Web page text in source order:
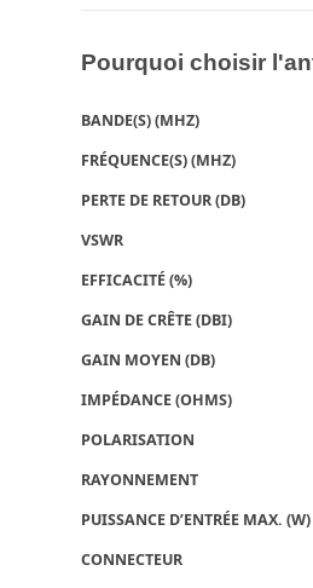
Pourquoi choisir
BANDE(S) (MHZ)
FRÉQUENCE(S) (MHZ)
PERTE DE RETOUR (DB)
VSWR
EFFICACITÉ (%)
GAIN DE CRÊTE (DBI)
GAIN MOYEN (DB)
IMPÉDANCE (OHMS)
POLARISATION
RAYONNEMENT
PUISSANCE D’ENTRÉE MAX. (W)
CONNECTEUR